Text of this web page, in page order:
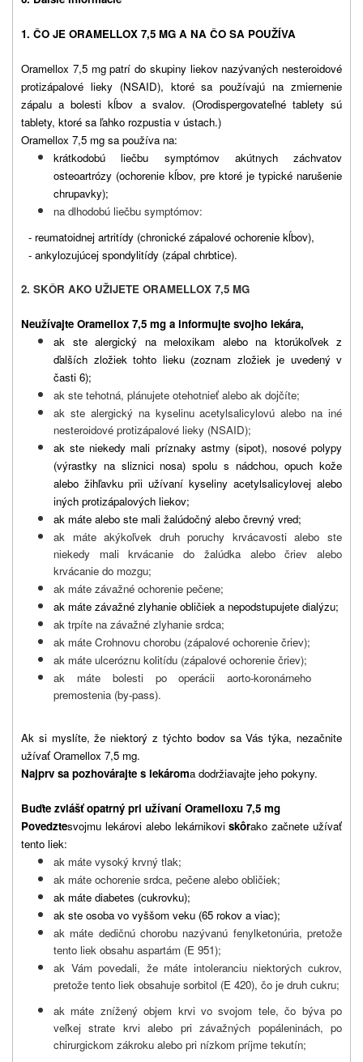
1. ČO JE ORAMELLOX 7,5 MG A NA ČO SA POUŽÍVA
Oramellox 7,5 mg patrí do skupiny liekov nazývaných nesteroidové
protizápalové lieky (NSAID), ktoré sa používajú na zmiernenie
zápalu a bolesti kĺbov a svalov. (Orodispergovateľné tablety sú
tablety, ktoré sa ľahko rozpustia v ústach.)
Oramellox 7,5 mg sa používa na:
krátkodobú liečbu symptómov akútnych záchvatov
osteoartrózy (ochorenie kĺbov, pre ktoré je typické narušenie
chrupavky);
na dlhodobú liečbu symptómov:
- reumatoidnej artritídy (chronické zápalové ochorenie kĺbov),
- ankylozujúcej spondylitídy (zápal chrbtice).
2. SKÔR AKO UŽIJETE ORAMELLOX 7,5 MG
Neužívajte Oramellox 7,5 mg a informujte svojho lekára,
ak ste alergický na meloxikam alebo na ktorúkoľvek z
ďalších zložiek tohto lieku (zoznam zložiek je uvedený v
časti 6);
ak ste tehotná, plánujete otehotnieť alebo ak dojčíte;
ak ste alergický na kyselinu acetylsalicylovú alebo na iné
nesteroidové protizápalové lieky (NSAID);
ak ste niekedy mali príznaky astmy (sipot), nosové polypy
(výrastky na sliznici nosa) spolu s nádchou, opuch kože
alebo žihľavku prii užívaní kyseliny acetylsalicylovej alebo
iných protizápalových liekov;
ak máte alebo ste mali žalúdočný alebo črevný vred;
ak máte akýkoľvek druh poruchy krvácavosti alebo ste
niekedy mali krvácanie do žalúdka alebo čriev alebo
krvácanie do mozgu;
ak máte závažné ochorenie pečene;
ak máte závažné zlyhanie obličiek a nepodstupujete dialýzu;
ak trpíte na závažné zlyhanie srdca;
ak máte Crohnovu chorobu (zápalové ochorenie čriev);
ak máte ulceróznu kolitídu (zápalové ochorenie čriev);
ak máte bolesti po operácii aorto-koronárneho
premostenia (by-pass).
Ak si myslíte, že niektorý z týchto bodov sa Vás týka, nezačnite
užívať Oramellox 7,5 mg.
Najprv sa pozhovárajte s lekároma dodržiavajte jeho pokyny.
Buďte zvlášť opatrný pri užívaní Oramelloxu 7,5 mg
Povedztesvojmu lekárovi alebo lekárnikovi skôrako začnete užívať
tento liek:
ak máte vysoký krvný tlak;
ak máte ochorenie srdca, pečene alebo obličiek;
ak máte diabetes (cukrovku);
ak ste osoba vo vyššom veku (65 rokov a viac);
ak máte dedičnú chorobu nazývanú fenylketonúria, pretože
tento liek obsahu aspartám (E 951);
ak Vám povedali, že máte intoleranciu niektorých cukrov,
pretože tento liek obsahuje sorbitol (E 420), čo je druh cukru;
ak máte znížený objem krvi vo svojom tele, čo býva po
veľkej strate krvi alebo pri závažných popáleninách, po
chirurgickom zákroku alebo pri nízkom príjme tekutín;